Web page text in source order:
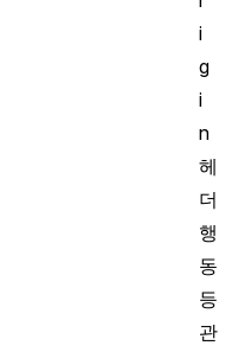
i
g
i
n
헤
더
행
동
등
관